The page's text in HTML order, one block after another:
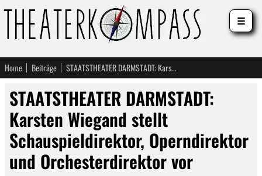
Home Beiträge STAATSTHEATER DARMSTADT: Karsten Wiegand stellt Schauspieldirektor, Operndirektor und Orchesterdirektor vor
STAATSTHEATER DARMSTADT:
Karsten Wiegand stellt
Schauspieldirektor, Operndirektor
und Orchesterdirektor vor
☰